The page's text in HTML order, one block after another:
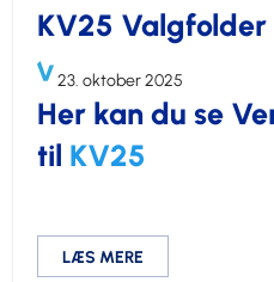
KV25 Valgfolder
23. oktober 2025
Her kan du se
til KV25
LÆS MERE